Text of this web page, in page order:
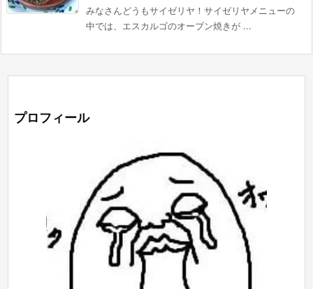
みなさんどうもサイゼリヤ！サイゼリヤメニューの
中では、エスカルゴのオーブン焼きが ...
プロフィール